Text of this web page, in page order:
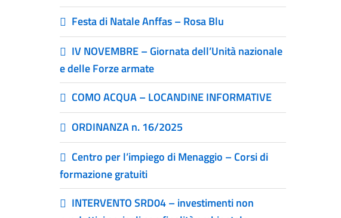
Festa di Natale Anffas – Rosa Blu
IV NOVEMBRE – Giornata dell’Unità nazionale
e delle Forze armate
COMO ACQUA – LOCANDINE INFORMATIVE
ORDINANZA n. 16/2025
Centro per l’impiego di Menaggio – Corsi di
formazione gratuiti
INTERVENTO SRD04 – investimenti non